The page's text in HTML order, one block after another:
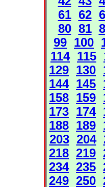
61 62
80 81
99 100
114 115
129 130
144 145
158 159
173 174
188 189
203 204
218 219
234 235
249 250